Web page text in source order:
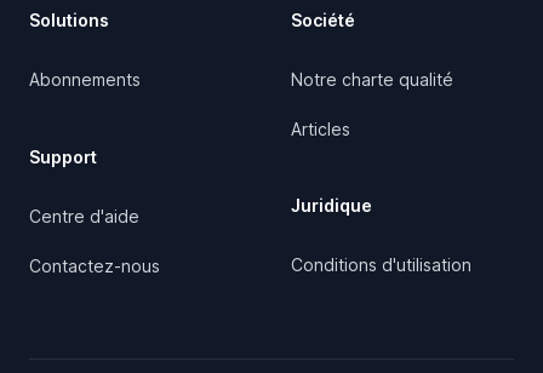
Solutions
Abonnements
Support
Centre d'aide
Contactez-nous
Société
Notre charte qualité
Articles
Juridique
Conditions d'utilisation